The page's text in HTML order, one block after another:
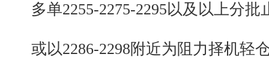
多单2255-2275-2295以及以上分批
或以2286-2298附近为阻力择机轻